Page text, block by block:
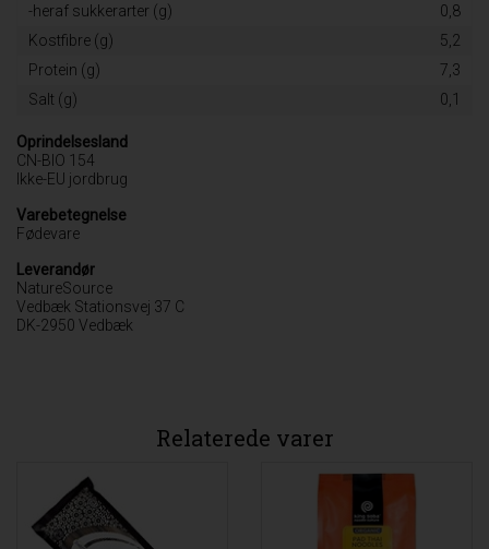
-heraf sukkerarter (g)
0,8
Kostfibre (g)
5,2
Protein (g)
7,3
Salt (g)
0,1
Oprindelsesland
CN-BIO 154
Ikke-EU jordbrug
Varebetegnelse
Fødevare
Leverandør
NatureSource
Vedbæk Stationsvej 37 C
DK-2950 Vedbæk
Relaterede varer